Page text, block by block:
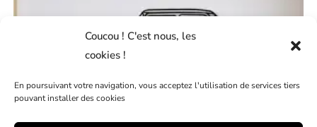
Coucou ! C'est nous, les
cookies !
En poursuivant votre navigation, vous acceptez l'utilisation de services tiers
pouvant installer des cookies